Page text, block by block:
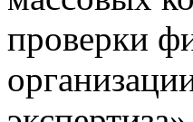
проверки